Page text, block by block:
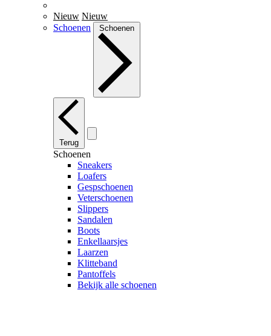
Nieuw Nieuw
Schoenen
Schoenen
Terug
Schoenen
Sneakers
Loafers
Gespschoenen
Veterschoenen
Slippers
Sandalen
Boots
Enkellaarsjes
Laarzen
Klitteband
Pantoffels
Bekijk alle schoenen